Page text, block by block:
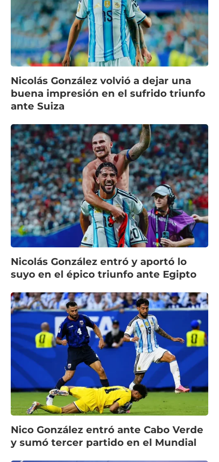
Nicolás González volvió a dejar una
buena impresión en el sufrido triunfo
ante Suiza
Nicolás González entró y aportó lo
suyo en el épico triunfo ante Egipto
Nico González entró ante Cabo Verde
y sumó tercer partido en el Mundial